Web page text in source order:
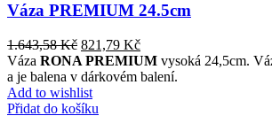
Váza PREMIUM 24.5cm
1.643,58Kč 821,79 Kč
Váza RONA PREMIUM vysoká 24,5cm.
a je balena v dárkovém balení.
Add to wishlist
Přidat do košíku